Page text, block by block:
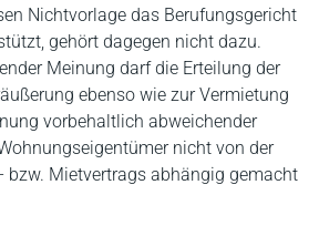
Nichtvorlage das Berufungsgericht
gehört dagegen nicht dazu.
Meinung darf die Erteilung der
ebenso wie zur Vermietung
vorbehaltlich abweichender
nicht von der
bzw. Mietvertrags abhängig gemacht